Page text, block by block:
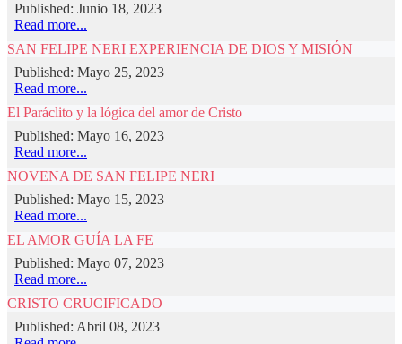
Published: Junio 18, 2023
Read more...
SAN FELIPE NERI EXPERIENCIA DE DIOS Y MISIÓN
Published: Mayo 25, 2023
Read more...
El Paráclito y la lógica del amor de Cristo
Published: Mayo 16, 2023
Read more...
NOVENA DE SAN FELIPE NERI
Published: Mayo 15, 2023
Read more...
EL AMOR GUÍA LA FE
Published: Mayo 07, 2023
Read more...
CRISTO CRUCIFICADO
Published: Abril 08, 2023